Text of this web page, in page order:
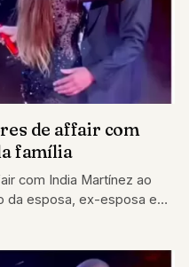
de affair com
família
com India Martínez ao
da esposa, ex-esposa e